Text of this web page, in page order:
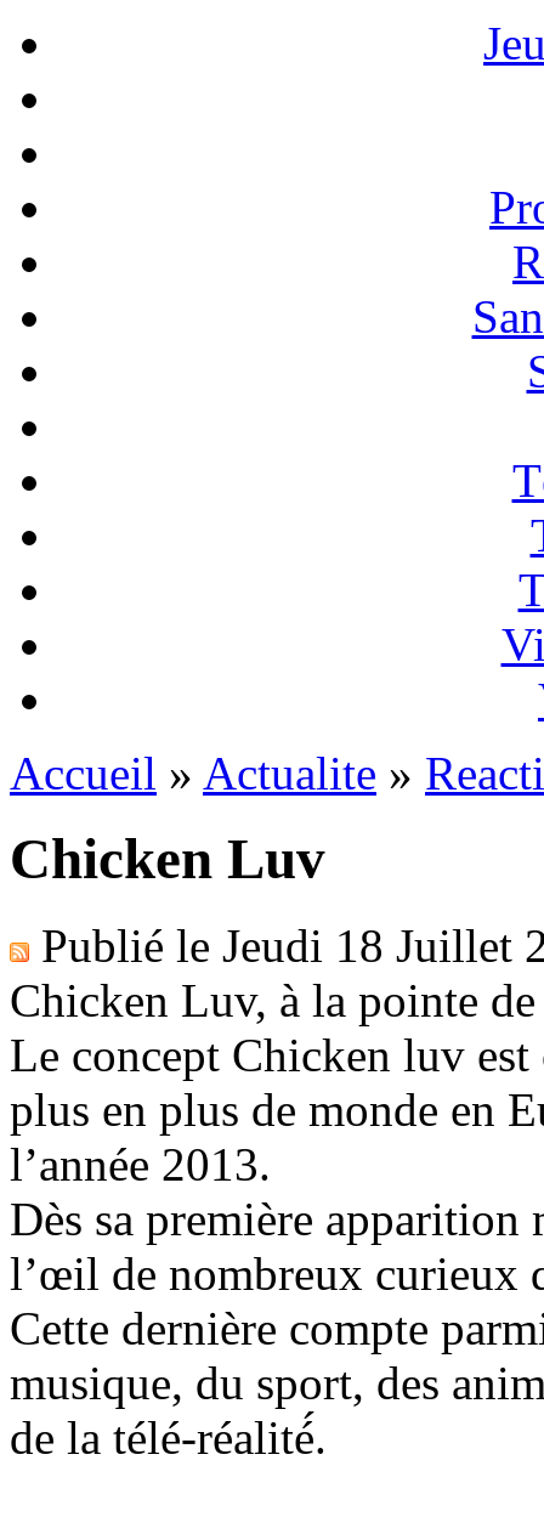
Accueil » Actualite »
Chicken Luv
Publié le Jeudi 18 Juillet
Chicken Luv, à la pointe
Le concept Chicken luv
plus en plus de monde en
l’année 2013.
Dès sa première
l’œil de nombreux curieux
Cette dernière compte
musique, du sport, des
de la télé-réalité́.